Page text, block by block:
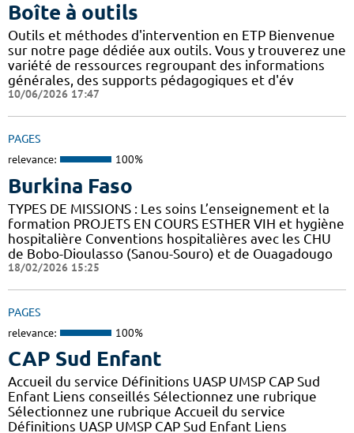
Boîte à outils
Outils et méthodes d'intervention en ETP Bienvenue
sur notre page dédiée aux outils. Vous y trouverez une
variété de ressources regroupant des informations
générales, des supports pédagogiques et d'év
10/06/2026 17:47
PAGES
relevance: 100%
Burkina Faso
TYPES DE MISSIONS : Les soins L’enseignement et la
formation PROJETS EN COURS ESTHER VIH et hygiène
hospitalière Conventions hospitalières avec les CHU
de Bobo-Dioulasso (Sanou-Souro) et de Ouagadougo
18/02/2026 15:25
PAGES
relevance: 100%
CAP Sud Enfant
Accueil du service Définitions UASP UMSP CAP Sud
Enfant Liens conseillés Sélectionnez une rubrique
Sélectionnez une rubrique Accueil du service
Définitions UASP UMSP CAP Sud Enfant Liens